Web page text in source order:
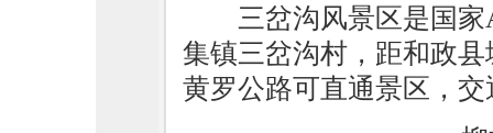
三岔沟风景区是国
集镇三岔沟村，距和政
黄罗公路可直通景区，交